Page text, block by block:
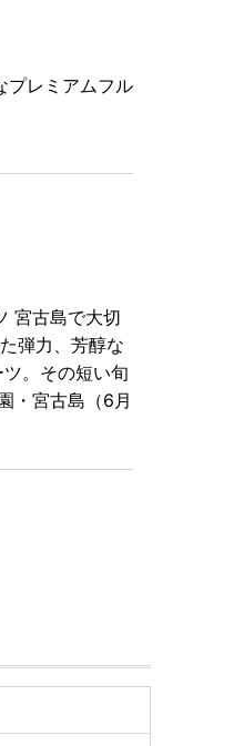
プレミアムフル
宮古島で大切
弾力、芳醇な
。その短い旬
・宮古島（6月